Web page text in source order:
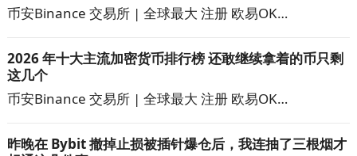
币安Binance 交易所 | 全球最大 注册 欧易OK…
2026 年十大主流加密货币排行榜 还敢继续拿着的币只剩
这几个
币安Binance 交易所 | 全球最大 注册 欧易OK…
昨晚在 Bybit 撤掉止损被插针爆仓后，我连抽了三根烟才